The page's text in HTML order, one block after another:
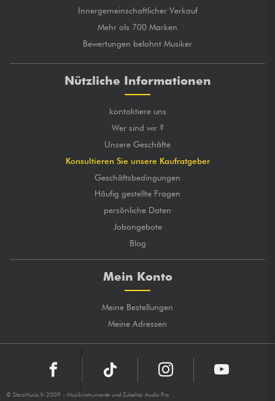
Innergemeinschaftlicher Verkauf
Mehr als 700 Marken
Bewertungen belohnt Musiker
Nützliche Informationen
kontaktiere uns
Wer sind wir ?
Unsere Geschäfte
Konsultieren Sie unsere Kaufratgeber
Geschäftsbedingungen
Häufig gestellte Fragen
persönliche Daten
Jobangebote
Blog
Mein Konto
Meine Bestellungen
Meine Adressen
© StarsMusic.fr 2009 - Musikinstrumente und Zubehör Audio Pro